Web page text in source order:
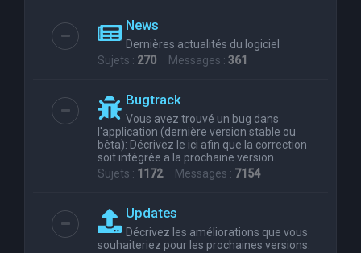
News
Dernières actualités du logiciel
Sujets : 270 Messages : 361
Bugtrack
Vous avez trouvé un bug dans
l'application (dernière version stable ou
bêta): Décrivez le ici afin que la correction
soit intégrée a la prochaine version.
Sujets : 1172Messages : 7154
Updates
Décrivez les améliorations que vous
souhaiteriez pour les prochaines versions.